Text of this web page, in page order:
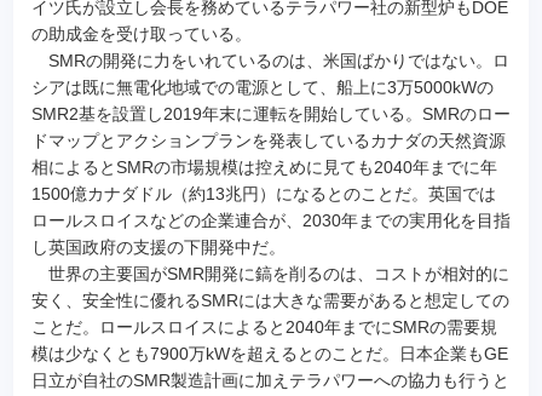
イツ氏が設立し会長を務めているテラパワー社の新型炉もDOE
の助成金を受け取っている。
SMRの開発に力をいれているのは、米国ばかりではない。ロ
シアは既に無電化地域での電源として、船上に3万5000kWの
SMR2基を設置し2019年末に運転を開始している。SMRのロー
ドマップとアクションプランを発表しているカナダの天然資源
相によるとSMRの市場規模は控えめに見ても2040年までに年
1500億カナダドル（約13兆円）になるとのことだ。英国では
ロールスロイスなどの企業連合が、2030年までの実用化を目指
し英国政府の支援の下開発中だ。
世界の主要国がSMR開発に鎬を削るのは、コストが相対的に
安く、安全性に優れるSMRには大きな需要があると想定しての
ことだ。ロールスロイスによると2040年までにSMRの需要規
模は少なくとも7900万kWを超えるとのことだ。日本企業もGE
日立が自社のSMR製造計画に加えテラパワーへの協力も行うと